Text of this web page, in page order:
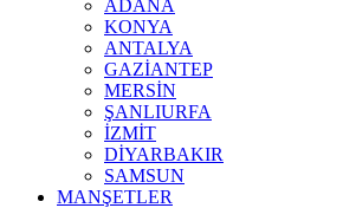
ADANA
KONYA
ANTALYA
GAZİANTEP
MERSİN
ŞANLIURFA
İZMİT
DİYARBAKIR
SAMSUN
MANŞETLER